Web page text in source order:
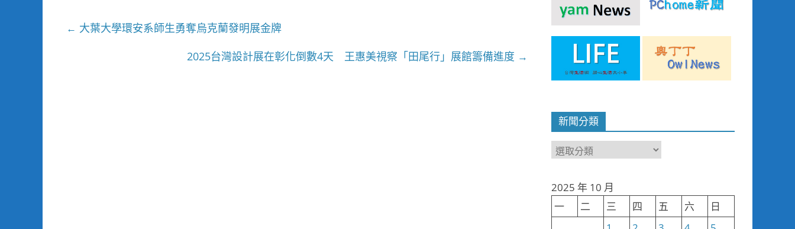
← 大葉大學環安系師生勇奪烏克蘭發明展金牌
2025台灣設計展在彰化倒數4天 王惠美視察「田尾行」展館籌備進度 →
新聞分類
新
類
2025 年 10 月
一
二 三 四 五 六
日